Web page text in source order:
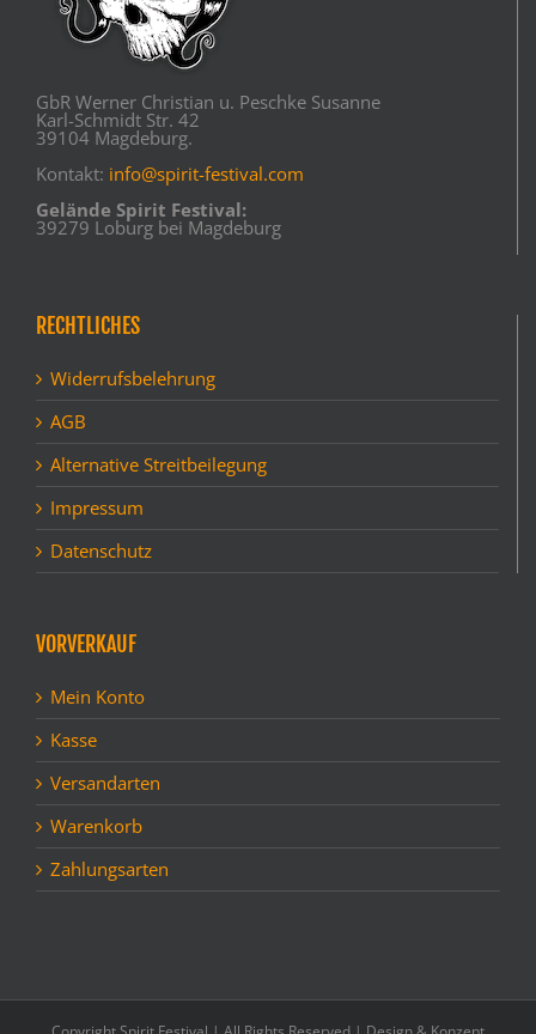
GbR Werner Christian u. Peschke Susanne
Karl-Schmidt Str. 42
39104 Magdeburg.
Kontakt: info@spirit-festival.com
Gelände Spirit Festival:
39279 Loburg bei Magdeburg
RECHTLICHES
Widerrufsbelehrung
AGB
Alternative Streitbeilegung
Impressum
Datenschutz
VORVERKAUF
Mein Konto
Kasse
Versandarten
Warenkorb
Zahlungsarten